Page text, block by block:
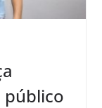
público